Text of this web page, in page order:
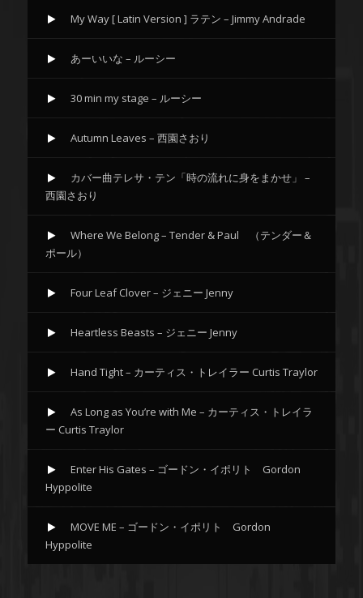
My Way [ Latin Version ] ラテン – Jimmy Andrade
あーいいな – ルーシー
30 min my stage – ルーシー
Autumn Leaves – 西園さおり
カバー曲テレサ・テン「時の流れに身をまかせ」 –
西園さおり
Where We Belong – Tender & Paul （テンダー＆
ポール）
Four Leaf Clover – ジェニー Jenny
Heartless Beasts – ジェニー Jenny
Hand Tight – カーティス・トレイラー Curtis Traylor
As Long as You’re with Me – カーティス・トレイラ
ー Curtis Traylor
Enter His Gates – ゴードン・イポリト Gordon
Hyppolite
MOVE ME – ゴードン・イポリト Gordon
Hyppolite